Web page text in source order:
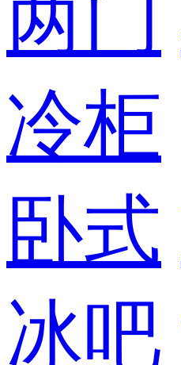
两门
冷柜
卧式
冰吧